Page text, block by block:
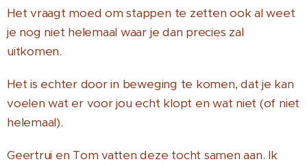
Het vraagt moed om stappen te zetten ook al weet
je nog niet helemaal waar je dan precies zal
uitkomen.
Het is echter door in beweging te komen, dat je kan
voelen wat er voor jou echt klopt en wat niet (of niet
helemaal).
Geertrui en Tom vatten deze tocht samen aan. Ik